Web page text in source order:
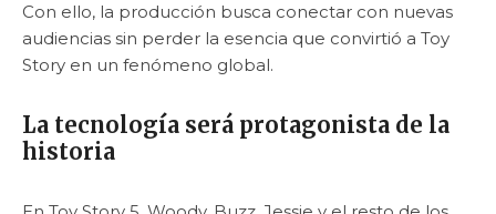
Con ello, la producción busca conectar con nuevas
audiencias sin perder la esencia que convirtió a Toy
Story en un fenómeno global.
La tecnología será protagonista de la
historia